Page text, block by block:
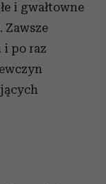
i gwałtowne
i po raz